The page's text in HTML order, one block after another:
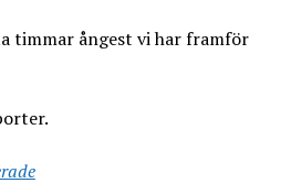
timmar ångest vi har framför